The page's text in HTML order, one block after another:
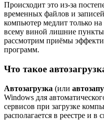
Происходит это из-за
временных файлов и
компьютер медлит только на
всему виной лишние
рассмотрим приёмы
программ.
Что такое
Автозагрузка (или
Windows для
сервисов при загрузке
располагается в реестре и в